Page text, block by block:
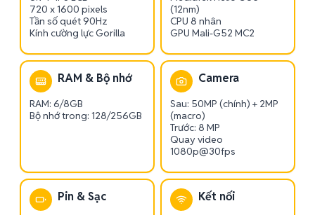
720 x 1600 pixels
Tần số quét 90Hz
Kính cường lực Gorilla
(12nm)
CPU 8 nhân
GPU Mali-G52 MC2
RAM & Bộ nhớ
RAM: 6/8GB
Bộ nhớ trong: 128/256GB
Camera
Sau: 50MP (chính) + 2MP
(macro)
Trước: 8 MP
Quay video
1080p@30fps
Pin & Sạc Kết nối